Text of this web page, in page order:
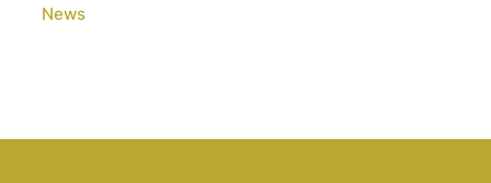
News